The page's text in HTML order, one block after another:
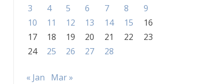
3
4 5 6 7 8
9
10
11 12 13 14 15
16
17
18 19 20 21 22
23
24
25 26 27 28
« Jan Mar »